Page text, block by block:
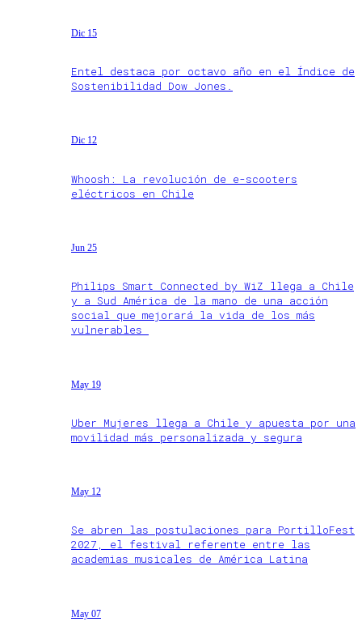
Dic 15
Entel destaca por octavo año en el Índice de
Sostenibilidad Dow Jones.
Dic 12
Whoosh: La revolución de e-scooters
eléctricos en Chile
Jun 25
Philips Smart Connected by WiZ llega a Chile
y a Sud América de la mano de una acción
social que mejorará la vida de los más
vulnerables
May 19
Uber Mujeres llega a Chile y apuesta por una
movilidad más personalizada y segura
May 12
Se abren las postulaciones para PortilloFest
2027, el festival referente entre las
academias musicales de América Latina
May 07